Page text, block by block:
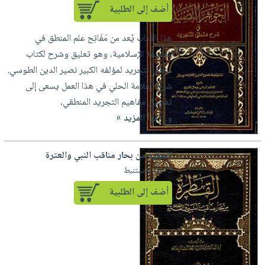
أضف إلى الطلبية
هذا الكتاب يُعد من مَفَاتِح علم المنطق في
الفلسفة الإسلامية، وهو تعليق وشرح لكتاب
منطق التجريد لمؤلفه الكبير نصير الدين الطوسي.
شرحُ العلامة الحلي في هذا العمل يسعى إلى
تفصيل مفاهيم التجريد المنطقي،
و...إقرأ المزيد »
القطرة من بحار مناقب النبي والعترة
لـ احمد المستنبط
أضف إلى الطلبية